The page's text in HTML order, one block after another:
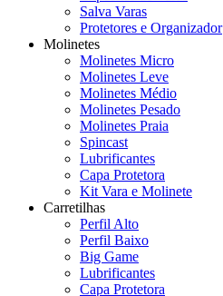
Salva Varas
Protetores e Organizador
Molinetes
Molinetes Micro
Molinetes Leve
Molinetes Médio
Molinetes Pesado
Molinetes Praia
Spincast
Lubrificantes
Capa Protetora
Kit Vara e Molinete
Carretilhas
Perfil Alto
Perfil Baixo
Big Game
Lubrificantes
Capa Protetora